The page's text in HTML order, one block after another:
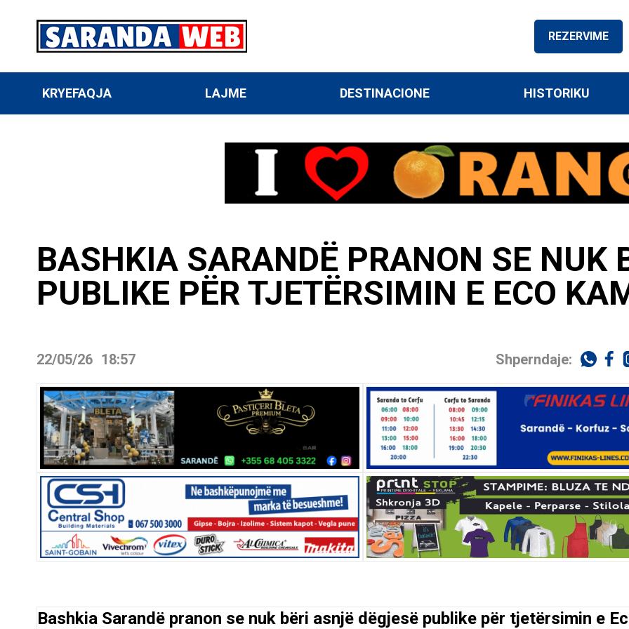
REZERVIME
KRYEFAQJA LAJME DESTINACIONE HISTORIKU
BASHKIA SARANDË PRANON SE NUK
PUBLIKE PËR TJETËRSIMIN E ECO
22/05/26 18:57 Shperndaje:
Bashkia Sarandë pranon se nuk bëri asnjë dëgjesë publike për tjetërsimin e